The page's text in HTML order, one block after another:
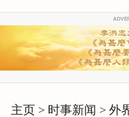
主页 > 时事新闻 > 外